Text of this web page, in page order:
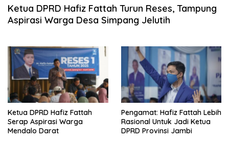
Ketua DPRD Hafiz Fattah Turun Reses, Tampung
Aspirasi Warga Desa Simpang Jelutih
Ketua DPRD Hafiz Fattah
Serap Aspirasi Warga
Mendalo Darat
Pengamat: Hafiz Fattah Lebih
Rasional Untuk Jadi Ketua
DPRD Provinsi Jambi